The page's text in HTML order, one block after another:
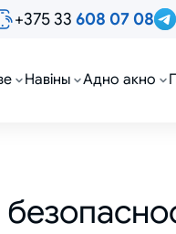
+375 33 608 07 08
Навіны Адно акно